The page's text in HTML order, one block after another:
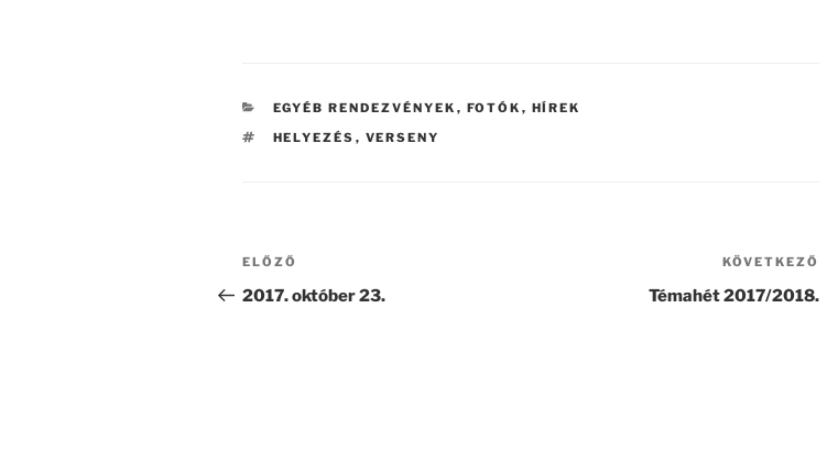
KATEGÓRIÁK
EGYÉB RENDEZVÉNYEK , FOTÓK , HÍREK
CÍMKÉK
HELYEZÉS , VERSENY
Bejegyzés
navigáció
Korábbi
bejegyzés
ELŐZŐ
2017. október 23.
KÖVETKEZŐ
Témahét 2017/2018.